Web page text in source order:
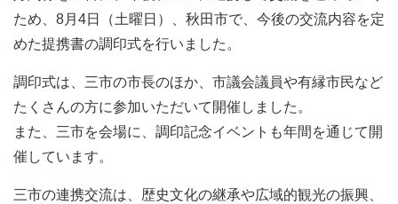
ため、8月4日（土曜日）、秋田市で、今後の交流内容を定
めた提携書の調印式を行いました。
調印式は、三市の市長のほか、市議会議員や有縁市民など
たくさんの方に参加いただいて開催しました。
また、三市を会場に、調印記念イベントも年間を通じて開
催しています。
三市の連携交流は、歴史文化の継承や広域的観光の振興、